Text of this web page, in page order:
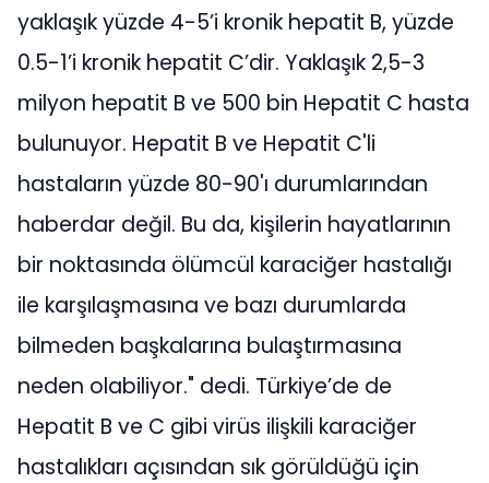
yaklaşık yüzde 4-5’i kronik hepatit B, yüzde
0.5-1’i kronik hepatit C’dir. Yaklaşık 2,5-3
milyon hepatit B ve 500 bin Hepatit C hasta
bulunuyor. Hepatit B ve Hepatit C'li
hastaların yüzde 80-90'ı durumlarından
haberdar değil. Bu da, kişilerin hayatlarının
bir noktasında ölümcül karaciğer hastalığı
ile karşılaşmasına ve bazı durumlarda
bilmeden başkalarına bulaştırmasına
neden olabiliyor." dedi. Türkiye’de de
Hepatit B ve C gibi virüs ilişkili karaciğer
hastalıkları açısından sık görüldüğü için